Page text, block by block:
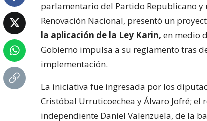
parlamentario del Partido Republicano
Renovación Nacional, presentó un
la aplicación de la Ley Karin, en medio
Gobierno impulsa a su reglamento tras
implementación.
La iniciativa fue ingresada por los
Cristóbal Urruticoechea y Álvaro Jofré; el
independiente Daniel Valenzuela, de la